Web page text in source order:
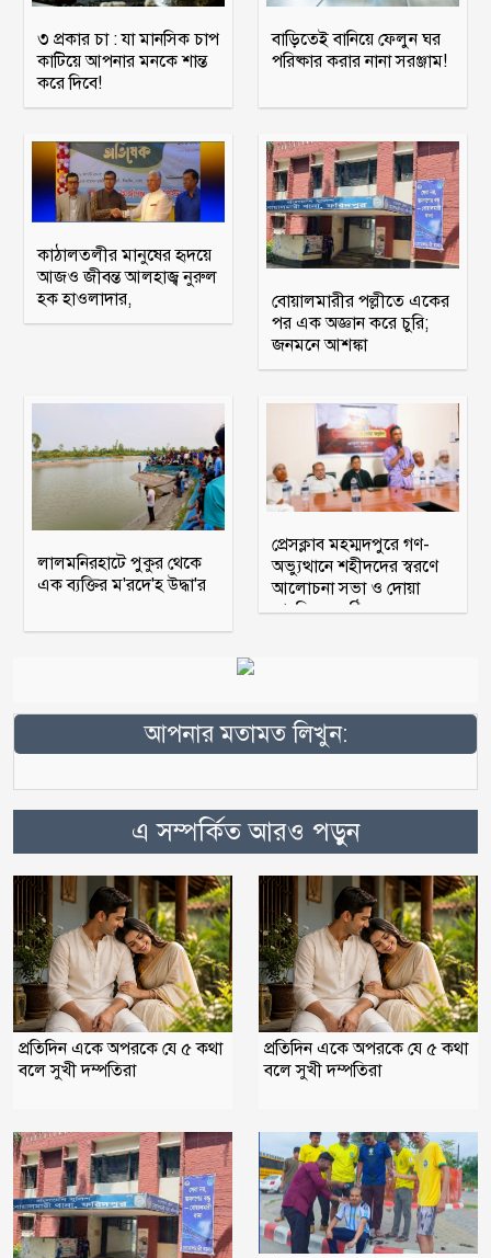
৩ প্রকার চা : যা মানসিক চাপ
কাটিয়ে আপনার মনকে শান্ত
করে দিবে!
বাড়িতেই বানিয়ে ফেলুন ঘর
পরিষ্কার করার নানা সরঞ্জাম!
কাঠালতলীর মানুষের হৃদয়ে
আজও জীবন্ত আলহাজ্ব নুরুল
হক হাওলাদার,
বোয়ালমারীর পল্লীতে একের
পর এক অজ্ঞান করে চুরি;
জনমনে আশঙ্কা
লালমনিরহাটে পুকুর থেকে
এক ব্যক্তির ম'রদে'হ উদ্ধা'র
প্রেসক্লাব মহম্মদপুরে গণ-
অভ্যুত্থানে শহীদদের স্বরণে
আলোচনা সভা ও দোয়া
মাহফিল অনুষ্ঠিত
আপনার মতামত লিখুন:
এ সম্পর্কিত আরও পড়ুন
প্রতিদিন একে অপরকে যে ৫ কথা
বলে সুখী দম্পতিরা
প্রতিদিন একে অপরকে যে ৫ কথা
বলে সুখী দম্পতিরা